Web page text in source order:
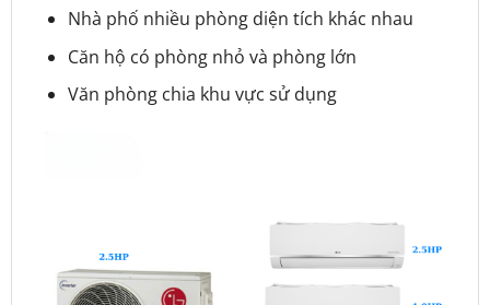
Nhà phố nhiều phòng diện tích khác nhau
Căn hộ có phòng nhỏ và phòng lớn
Văn phòng chia khu vực sử dụng